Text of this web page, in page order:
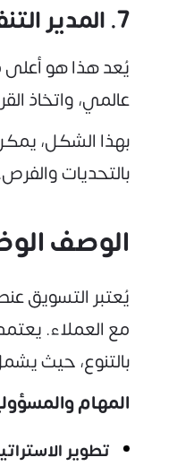
7. المدير التنفيذي للتسويق (Chief Marketing Officer - CMO)
يُعد هذا هو
عالمي، واتخاذ
بهذا الشكل،
بالتحديات والفرص.
الوصف
يُعتبر التسويق
مع العملاء.
بالتنوع، حيث
المهام
تطوير